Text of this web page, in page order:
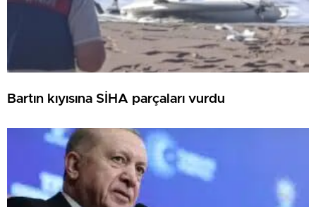
Bartın kıyısına SİHA parçaları vurdu